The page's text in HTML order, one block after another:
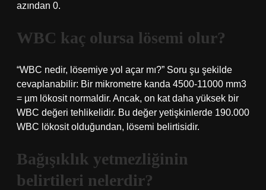
azından 0.
WBC kaç olursa lösemi olur?
“WBC nedir, lösemiye yol açar mı?” Soru şu şekilde
cevaplanabilir: Bir mikrometre kanda 4500-11000 mm3
= µm lökosit normaldir. Ancak, on kat daha yüksek bir
WBC değeri tehlikelidir. Bu değer yetişkinlerde 190.000
WBC lökosit olduğundan, lösemi belirtisidir.
Bağışıklık yetmezliğinin
belirtileri nelerdir?